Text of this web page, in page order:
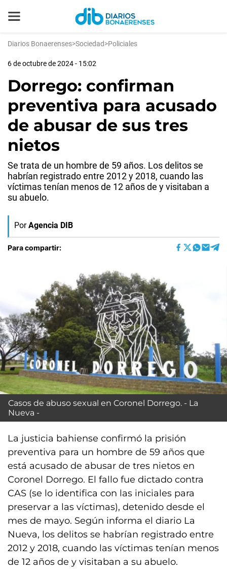
Diarios Bonaerenses>Sociedad>Policiales
6 de octubre de 2024 - 15:02
Dorrego: confirman
preventiva para acusado
de abusar de sus tres
nietos
Se trata de un hombre de 59 años. Los delitos se
habrían registrado entre 2012 y 2018, cuando las
víctimas tenían menos de 12 años de y visitaban a
su abuelo.
Por Agencia DIB
Para compartir:
Casos de abuso sexual en Coronel Dorrego. - La
Nueva -
La justicia bahiense confirmó la prisión
preventiva para un hombre de 59 años que
está acusado de abusar de tres nietos en
Coronel Dorrego. El fallo fue dictado contra
CAS (se lo identifica con las iniciales para
preservar a las víctimas), detenido desde el
mes de mayo. Según informa el diario La
Nueva, los delitos se habrían registrado entre
2012 y 2018, cuando las víctimas tenían menos
de 12 años de y visitaban a su abuelo.